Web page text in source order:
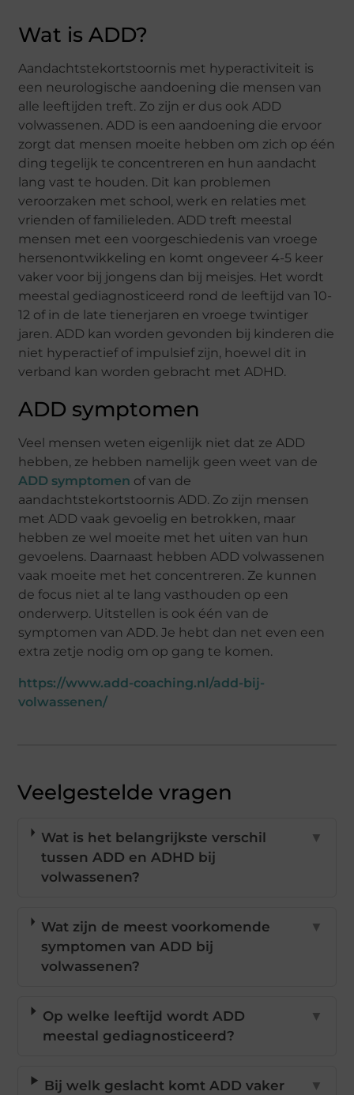
Wat is ADD?
Aandachtstekortstoornis met hyperactiviteit is
een neurologische aandoening die mensen van
alle leeftijden treft. Zo zijn er dus ook ADD
volwassenen. ADD is een aandoening die ervoor
zorgt dat mensen moeite hebben om zich op één
ding tegelijk te concentreren en hun aandacht
lang vast te houden. Dit kan problemen
veroorzaken met school, werk en relaties met
vrienden of familieleden. ADD treft meestal
mensen met een voorgeschiedenis van vroege
hersenontwikkeling en komt ongeveer 4-5 keer
vaker voor bij jongens dan bij meisjes. Het wordt
meestal gediagnosticeerd rond de leeftijd van 10-
12 of in de late tienerjaren en vroege twintiger
jaren. ADD kan worden gevonden bij kinderen die
niet hyperactief of impulsief zijn, hoewel dit in
verband kan worden gebracht met ADHD.
ADD symptomen
Veel mensen weten eigenlijk niet dat ze ADD
hebben, ze hebben namelijk geen weet van de
ADD symptomen of van de
aandachtstekortstoornis ADD. Zo zijn mensen
met ADD vaak gevoelig en betrokken, maar
hebben ze wel moeite met het uiten van hun
gevoelens. Daarnaast hebben ADD volwassenen
vaak moeite met het concentreren. Ze kunnen
de focus niet al te lang vasthouden op een
onderwerp. Uitstellen is ook één van de
symptomen van ADD. Je hebt dan net even een
extra zetje nodig om op gang te komen.
https://www.add-coaching.nl/add-bij-
volwassenen/
Veelgestelde vragen
Wat is het belangrijkste verschil
tussen ADD en ADHD bij
volwassenen?
▼
Wat zijn de meest voorkomende
symptomen van ADD bij
volwassenen?
▼
Op welke leeftijd wordt ADD
meestal gediagnosticeerd?
▼
Bij welk geslacht komt ADD vaker
▼